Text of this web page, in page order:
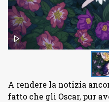
A rendere la notizia
fatto che gli Oscar, pur